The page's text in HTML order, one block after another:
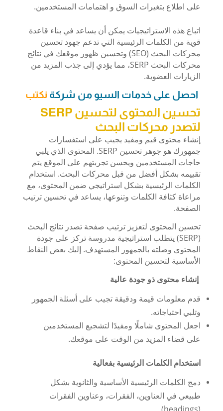
على اطلاع بتغيرات السوق و اهتمامات المستخدمين.
اتباع هذه الاستراتيجيات يمكن أن يساعد في بناء قاعدة
قوية من الكلمات الرئيسية التي تدعم جهود تحسين
محركات البحث (SEO) وتحسين ظهور موقعك في نتائج
محركات البحث SERP، مما يؤدي إلى جذب المزيد من
الزيارات العضوية.
احصل على خدمات السيو من شركة نكتب
تحسين المحتوى لتحسين SERP
لتصدر محركات البحث
إنشاء محتوى قيم ومفيد يجيب على استفسارات
جمهورك هو جوهر تحسين SERP. المحتوى الذي يلبي
حاجات المستخدمين ويحسن تجربتهم على الموقع يتم
تقييمه بشكل أفضل من قبل محركات البحث. استخدام
الكلمات الرئيسية بشكل استراتيجي ضمن المحتوى، مع
مراعاة كثافة الكلمات وتنوعها، يساعد في تحسين ترتيب
الصفحة.
تحسين المحتوى لتعزيز ترتيب صفحة تصدر نتائج البحث
(SERP) يتطلب استراتيجية مدروسة تركز على جودة
المحتوى وصلته بالجمهور المستهدف. إليك بعض النقاط
الأساسية لتحسين المحتوى:
إنشاء محتوى ذو جودة عالية
قدم معلومات قيمة ودقيقة تجيب على أسئلة الجمهور
وتلبي احتياجاته.
اجعل المحتوى شاملًا ومفيدًا لتشجيع المستخدمين
على قضاء المزيد من الوقت على موقعك.
استخدام الكلمات الرئيسية بفعالية
دمج الكلمات الرئيسية الأساسية والثانوية بشكل
طبيعي في العناوين، الفقرات، وعناوين الفقرات